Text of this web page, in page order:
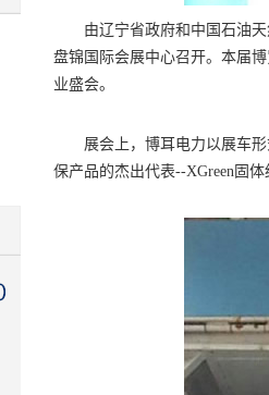
由辽宁省政府和中国石油天
盘锦国际会展中心召开。本届
业盛会。
展会上，博耳电力以展车形
保产品的杰出代表--XGreen固